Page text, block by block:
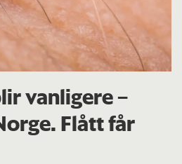
vanligere –
Flått får